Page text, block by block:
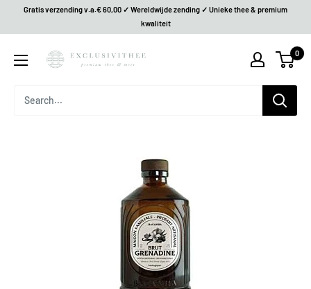
Gratis verzending v.a.€ 60,00 ✓ Wereldwijde zending ✓ Unieke thee & premium
kwaliteit
0